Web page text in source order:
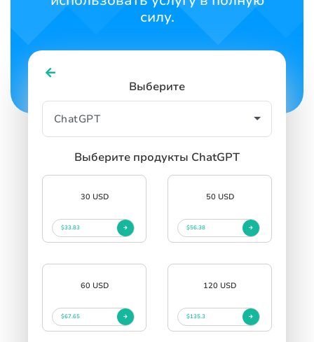
силу.
Выберите
Выберите продукты ChatGPT
30 USD
$33.83
50 USD
$56.38
60 USD
$67.65
120 USD
$135.3